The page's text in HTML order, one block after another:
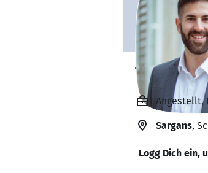
Tamino
Angestellt,
Sargans,
Logg Dich ein,